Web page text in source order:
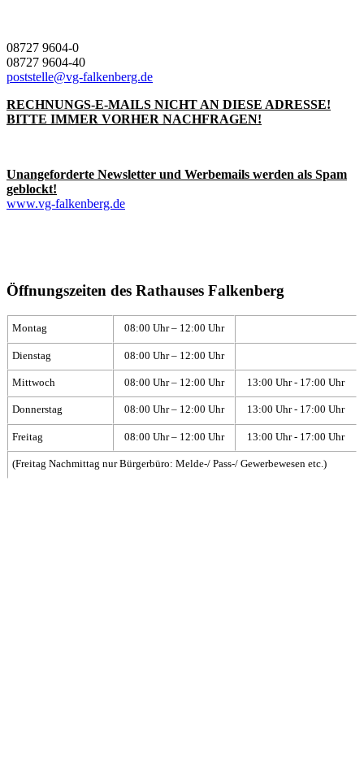
08727 9604-0
08727 9604-40
poststelle@vg-falkenberg.de
RECHNUNGS-E-MAILS NICHT AN DIESE ADRESSE!
BITTE IMMER VORHER NACHFRAGEN!
Unangeforderte Newsletter und Werbemails werden als Spam
geblockt!
www.vg-falkenberg.de
Öffnungszeiten des Rathauses Falkenberg
Montag 08:00 Uhr – 12:00 Uhr
Dienstag 08:00 Uhr – 12:00 Uhr
Mittwoch 08:00 Uhr – 12:00 Uhr 13:00 Uhr - 17:00 Uhr
Donnerstag 08:00 Uhr – 12:00 Uhr 13:00 Uhr - 17:00 Uhr
Freitag 08:00 Uhr – 12:00 Uhr 13:00 Uhr - 17:00 Uhr
(Freitag Nachmittag nur Bürgerbüro: Melde-/ Pass-/ Gewerbewesen etc.)